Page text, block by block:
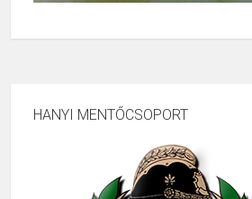
HANYI MENTŐCSOPORT